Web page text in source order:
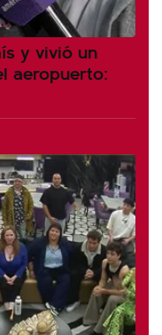
y vivió un
aeropuerto: